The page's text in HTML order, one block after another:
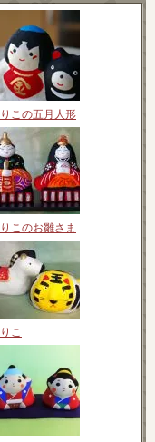
この五月人形
このお雛さま
こ